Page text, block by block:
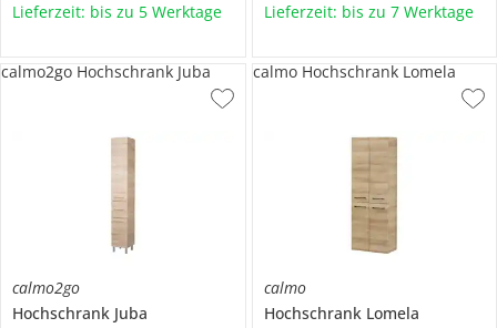
Lieferzeit: bis zu 5 Werktage Lieferzeit: bis zu 7 Werktage
calmo2go
Hochschrank Juba
calmo2go Hochschrank Juba
calmo
Hochschrank Lomela
calmo Hochschrank Lomela